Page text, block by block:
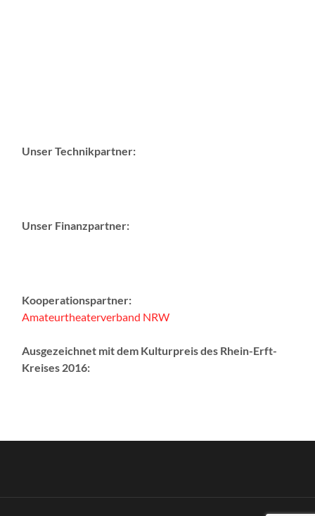
Unser Technikpartner:
Unser Finanzpartner:
Kooperationspartner:
Amateurtheaterverband NRW
Ausgezeichnet mit dem Kulturpreis des Rhein-Erft-
Kreises 2016: